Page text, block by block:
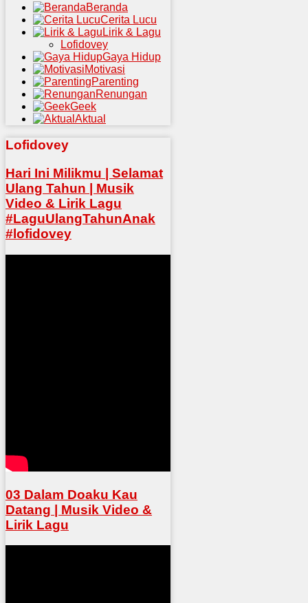
Beranda
Cerita Lucu
Lirik & Lagu
Lofidovey
Gaya Hidup
Motivasi
Parenting
Renungan
Geek
Aktual
Lofidovey
Hari Ini Milikmu | Selamat
Ulang Tahun | Musik
Video & Lirik Lagu
#LaguUlangTahunAnak
#lofidovey
03 Dalam Doaku Kau
Datang | Musik Video &
Lirik Lagu